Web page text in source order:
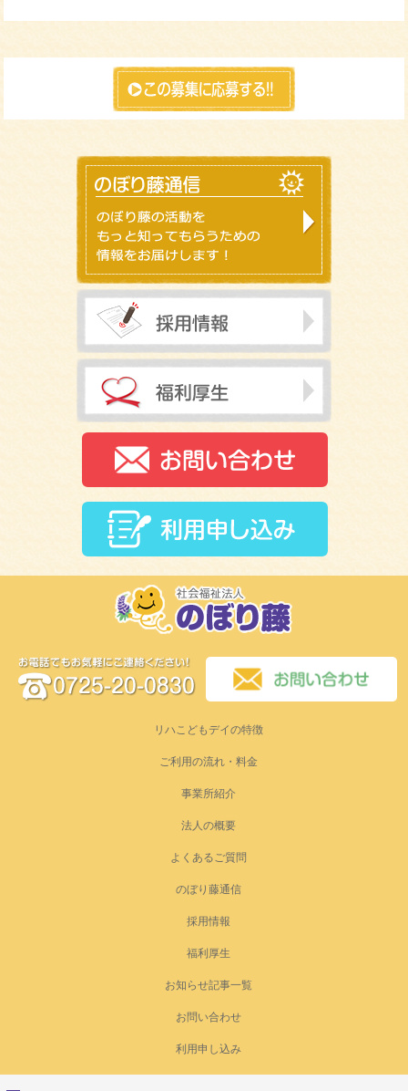
リハこどもデイの特徴
ご利用の流れ・料金
事業所紹介
法人の概要
よくあるご質問
のぼり藤通信
採用情報
福利厚生
お知らせ記事一覧
お問い合わせ
利用申し込み